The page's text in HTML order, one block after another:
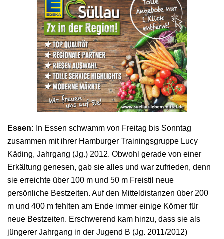
Essen: In Essen schwamm von Freitag bis Sonntag
zusammen mit ihrer Hamburger Trainingsgruppe Lucy
Käding, Jahrgang (Jg.) 2012. Obwohl gerade von einer
Erkältung genesen, gab sie alles und war zufrieden, denn
sie erreichte über 100 m und 50 m Freistil neue
persönliche Bestzeiten. Auf den Mitteldistanzen über 200
m und 400 m fehlten am Ende immer einige Körner für
neue Bestzeiten. Erschwerend kam hinzu, dass sie als
jüngerer Jahrgang in der Jugend B (Jg. 2011/2012)